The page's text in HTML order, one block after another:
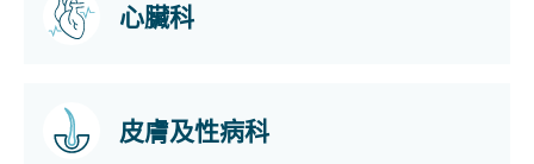
心臟科
皮膚及性病科